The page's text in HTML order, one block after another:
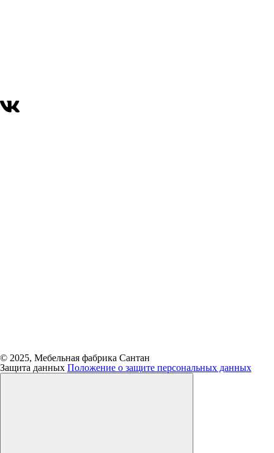
© 2025, Мебельная фабрика Сантан
Защита данных Положение о защите персональных данных